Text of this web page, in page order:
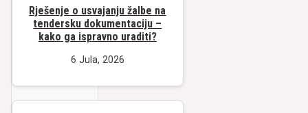
Rješenje o usvajanju žalbe na
tendersku dokumentaciju –
kako ga ispravno uraditi?
6 Jula, 2026